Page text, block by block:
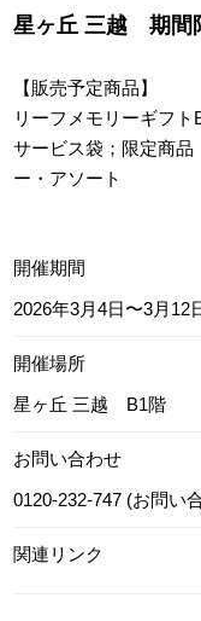
星ヶ丘 三越 期間
【販売予定商品】
リーフメモリーギフト
サービス袋；限定商
ー・アソート
開催期間
2026年3月4日〜3月12
開催場所
星ヶ丘 三越 B1階
お問い合わせ
0120-232-747 (お問い
関連リンク